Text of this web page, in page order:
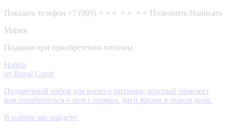
Показать телефон +7 (999) ⚬⚬⚬ ⚬⚬ ⚬⚬ Позвонить Написать
Мария
Подарки при приобретении питомца
Набор
от Royal Canin
Подарочный набор для вашего питомца, который поможет
вам позаботиться о нем с первых дней жизни в новом доме.
В наборе вы найдете: